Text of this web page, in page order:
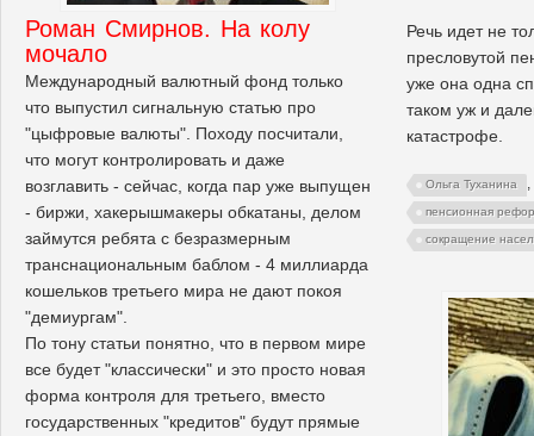
Речь идет не
пресловутой
уже она одна
таком уж и
катастрофе.
Ольга Туханина ,
пенсионная
сокращение
Роман Смирнов. На колу
мочало
Международный валютный фонд только
что выпустил сигнальную статью про
"цыфровые валюты". Походу посчитали,
что могут контролировать и даже
возглавить - сейчас, когда пар уже выпущен
- биржи, хакерышмакеры обкатаны, делом
займутся ребята с безразмерным
транснациональным баблом - 4 миллиарда
кошельков третьего мира не дают покоя
"демиургам".
По тону статьи понятно, что в первом мире
все будет "классически" и это просто новая
форма контроля для третьего, вместо
государственных "кредитов" будут прямые